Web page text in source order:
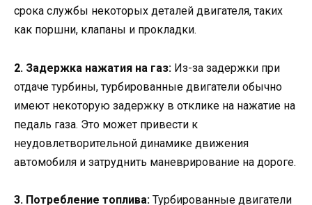
срока службы некоторых деталей двигателя, таких
как поршни, клапаны и прокладки.
2. Задержка нажатия на газ: Из-за задержки при
отдаче турбины, турбированные двигатели обычно
имеют некоторую задержку в отклике на нажатие на
педаль газа. Это может привести к
неудовлетворительной динамике движения
автомобиля и затруднить маневрирование на дороге.
3. Потребление топлива: Турбированные двигатели